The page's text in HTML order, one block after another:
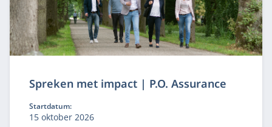
Spreken met impact | P.O. Assurance
Startdatum:
15 oktober 2026